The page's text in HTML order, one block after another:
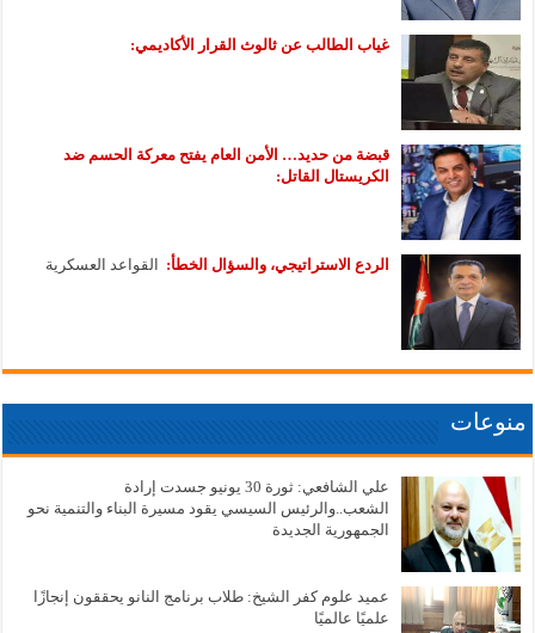
غياب الطالب عن ثالوث القرار الأكاديمي:
قبضة من حديد… الأمن العام يفتح معركة الحسم ضد
الكريستال القاتل:
الردع الاستراتيجي، والسؤال الخطأ: القواعد العسكرية
منوعات
علي الشافعي: ثورة 30 يونيو جسدت إرادة
الشعب..والرئيس السيسي يقود مسيرة البناء والتنمية نحو
الجمهورية الجديدة
عميد علوم كفر الشيخ: طلاب برنامج النانو يحققون إنجازًا
علميًا عالميًا